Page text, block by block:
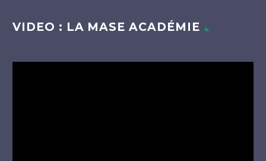
VIDEO : LA MASE ACADÉMIE